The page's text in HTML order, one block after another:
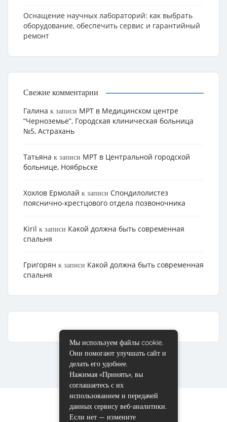
Оснащение научных лабораторий: как выбрать
оборудование, обеспечить сервис и гарантийный
ремонт
Свежие комментарии
Галина к записи МРТ в Медицинском центре
“Черноземье”, Городская клиническая больница
№5, Астрахань
Татьяна к записи МРТ в Центральной городской
больнице, Ноябрьске
Хохлов Ермолай к записи Cпондилолистез
пояснично-крестцового отдела позвоночника
Kiril к записи Какой должна быть современная
спальня
Григорян к записи Какой должна быть современная
спальня
Мы используем файлы cookie.
Они помогают улучшать сайт и
делать его удобнее.
Нажимая «Принять», вы
соглашаетесь с их
использованием и передачей
данных сервису веб-аналитики.
Если нет — измените